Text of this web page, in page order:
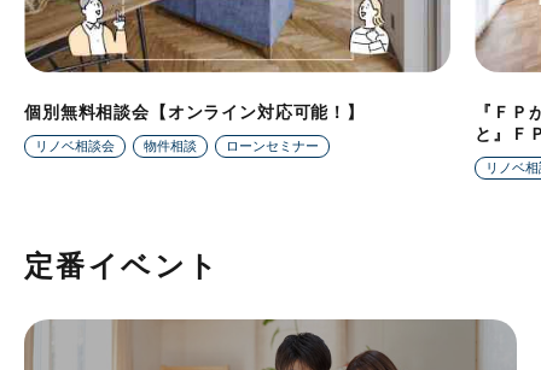
個別無料相談会【オンライン対応可能！】
リノベ相談会 物件相談 ローンセミナー
『ＦＰ
と』Ｆ
リノベ
定番イベント